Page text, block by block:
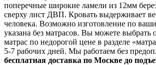
поперечные широкие ламели из 12мм
сверху лист ДВП. Кровать выдерживает
человека. Возможно изготовление по
указана без матрасов. Вы можете выбрать
матрас по недорогой цене в разделе
5-7 рабочих дней. Мы работаем без
бесплатная доставка по Москве до